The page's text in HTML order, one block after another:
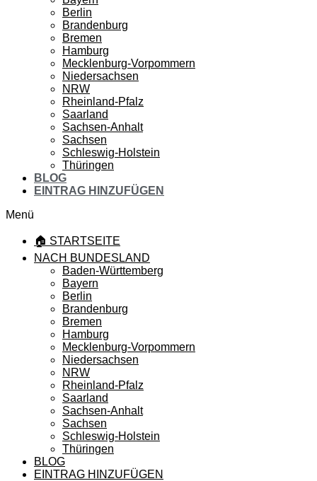
Berlin
Brandenburg
Bremen
Hamburg
Mecklenburg-Vorpommern
Niedersachsen
NRW
Rheinland-Pfalz
Saarland
Sachsen-Anhalt
Sachsen
Schleswig-Holstein
Thüringen
BLOG
EINTRAG HINZUFÜGEN
Menü
🏠 STARTSEITE
NACH BUNDESLAND
Baden-Württemberg
Bayern
Berlin
Brandenburg
Bremen
Hamburg
Mecklenburg-Vorpommern
Niedersachsen
NRW
Rheinland-Pfalz
Saarland
Sachsen-Anhalt
Sachsen
Schleswig-Holstein
Thüringen
BLOG
EINTRAG HINZUFÜGEN